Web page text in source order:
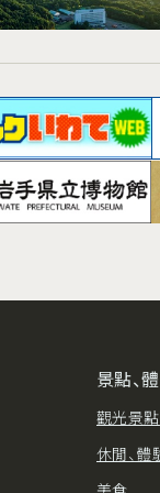
景點、
觀光景點
休閒、體